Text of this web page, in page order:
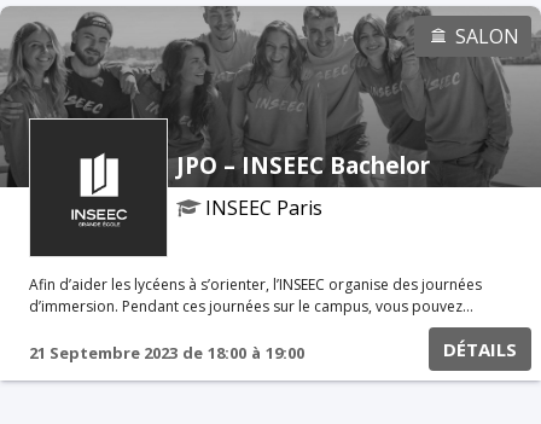
étudiants & Alumni Rencontre avec les associations
SALON
JPO – INSEEC Bachelor
INSEEC Paris
Afin d’aider les lycéens à s’orienter, l’INSEEC organise des journées
d’immersion. Pendant ces journées sur le campus, vous pouvez
assister à certains cours, poser des questions aux étudiants et aux
professeurs. Vous pouvez également participer à des ateliers
21 Septembre 2023 de 18:00 à 19:00 DÉTAILS